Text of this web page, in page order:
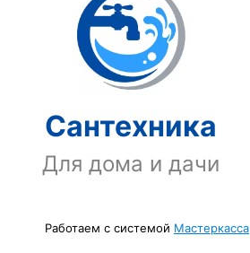
Сантехника
Для дома и дачи
Работаем с системой Мастеркасса